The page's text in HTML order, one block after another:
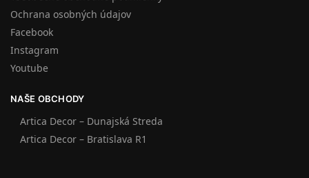
Ochrana osobných údajov
Facebook
Instagram
Youtube
NAŠE OBCHODY
Artica Decor – Dunajská Streda
Artica Decor – Bratislava R1